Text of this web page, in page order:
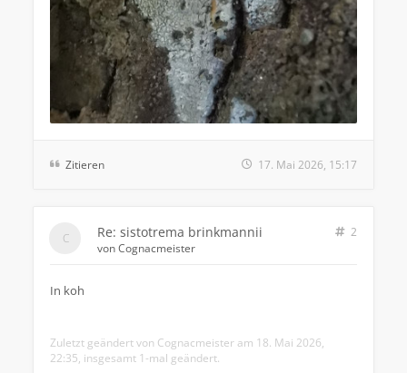
Zitieren 17. Mai 2026, 15:17
Re: sistotrema brinkmannii
2
vonCognacmeister
In koh
Zuletzt geändert von Cognacmeister am 18. Mai 2026,
22:35, insgesamt 1-mal geändert.